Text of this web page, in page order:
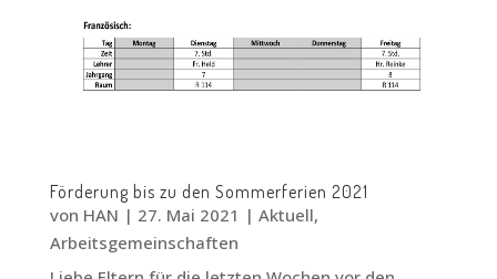
Förderung bis zu den Sommerferien 2021
von HAN | 27. Mai 2021 | Aktuell,
Arbeitsgemeinschaften